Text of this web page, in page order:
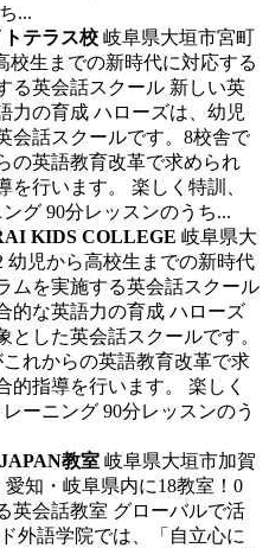
...
テラス校 岐阜県大垣市宮町
校生までの新時代に対応する
る英会話スクール 新しい英
力の育成 ハローズは、幼児
会話スクールです。8校舎で
の英語教育改革で求められ
を行います。 楽しく特訓、
グ 90分レッスンのうち...
KIDS COLLEGE 岐阜県大
幼児から高校生までの新時代
ムを実施する英会話スクール
的な英語力の育成 ハローズ
した英会話スクールです。
れからの英語教育改革で求
的指導を行います。 楽しく
ーニング 90分レッスンのう
教室 岐阜県大垣市加賀
愛知・岐阜県内に18教室！0
英会話教室 グローバルで活
外語学院では、「自立心に